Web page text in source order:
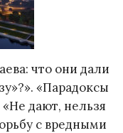
что они дали
«Парадоксы
дают, нельзя
с вредными